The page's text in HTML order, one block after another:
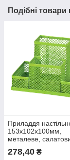
Подібні товари
Приладдя
153x102x100мм,
металеве,
KIDS Line
278,40 ₴